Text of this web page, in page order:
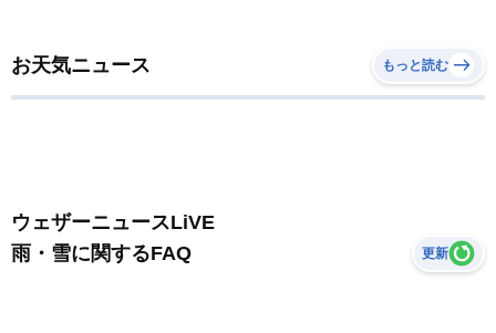
お天気ニュース もっと読む
ウェザーニュースLiVE
雨・雪に関するFAQ
更新